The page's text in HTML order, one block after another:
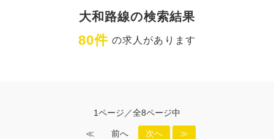
大和路線の検索結果
80件 の求人があります
1ページ／全8ページ中
≪ 前へ 次へ ≫